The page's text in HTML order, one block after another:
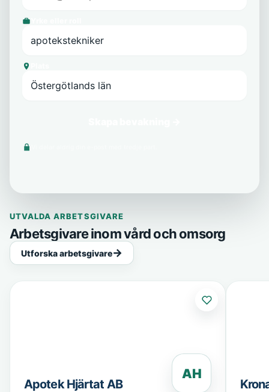
UTVALDA ARBETSGIVARE
Arbetsgivare inom vård och omsorg
Utforska arbetsgivare
Apotek Hjärtat AB
AH